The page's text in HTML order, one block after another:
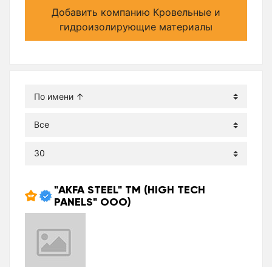
Добавить компанию Кровельные и
гидроизолирующие материалы
"AKFA STEEL" ТМ (HIGH TECH
PANELS" ООО)